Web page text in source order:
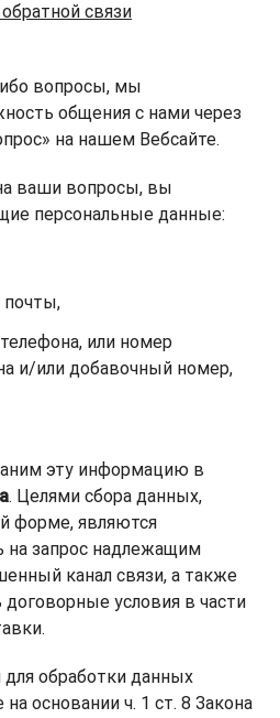
связи
вопросы, мы
общения с нами через
на нашем Вебсайте.
ваши вопросы, вы
персональные данные:
почты,
или номер
и/или добавочный номер,
эту информацию в
. Целями сбора данных,
форме, являются
на запрос надлежащим
канал связи, а также
условия в части
обработки данных
основании ч. 1 ст. 8 Закона